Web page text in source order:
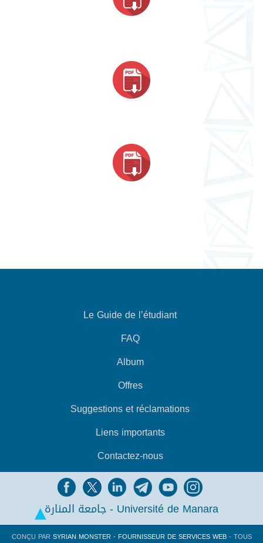
Le Guide de l’étudiant
FAQ
Album
Offres
Suggestions et réclamations
Liens importants
Contactez-nous
جامعة المنارة - Université de Manara
CONÇU PARSYRIAN MONSTER - FOURNISSEUR DE SERVICES WEB- TOUS